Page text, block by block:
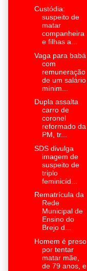
Custódia:
suspeito de
matar
companheira
e filhas a...
Vaga para babá
com
remuneração
de um salário
mínim...
Dupla assalta
carro de
coronel
reformado da
PM, tr...
SDS divulga
imagem de
suspeito de
triplo
feminicíd...
Rematrícula da
Rede
Municipal de
Ensino do
Brejo d...
Homem é preso
por tentar
matar mãe,
de 79 anos, e